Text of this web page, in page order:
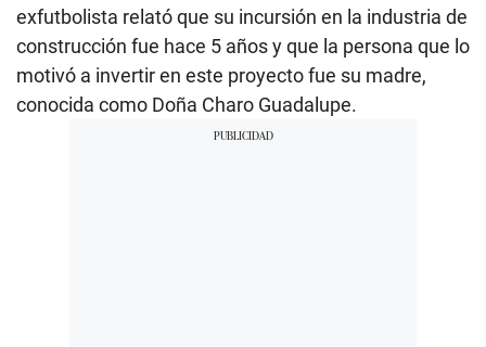
exfutbolista relató que su incursión en la industria de
construcción fue hace 5 años y que la persona que lo
motivó a invertir en este proyecto fue su madre,
conocida como Doña Charo Guadalupe.